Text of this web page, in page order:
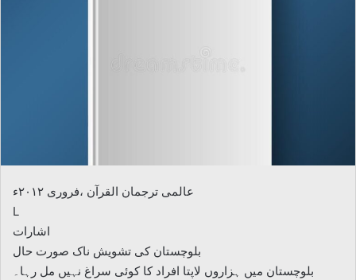
عالمی ترجمان القرآن ،فروری ۲۰۱۲ء
L
اشارات
بلوچستان کی تشویش ناک صورت حال
بلوچستان میں ہزاروں لاپتا افراد کا کوئی سراغ نہیں مل رہا۔